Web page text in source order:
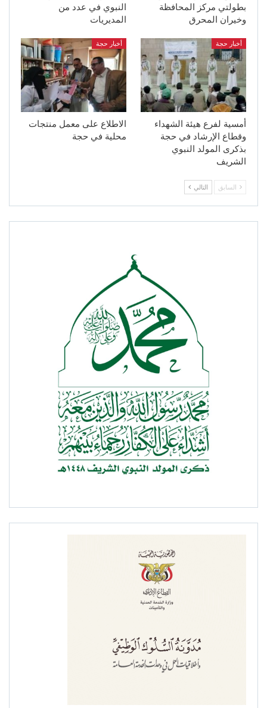
بطولتي مركز المحافظة
وخيران المحرق
النبوي في عدد من
المديريات
أخبار حجة
أمسية لفرع هيئة الشهداء
وقطاع الإرشاد في حجة
بذكرى المولد النبوي
الشريف
أخبار حجة
الاطلاع على معمل منتجات
محلية في حجة
السابق التالي